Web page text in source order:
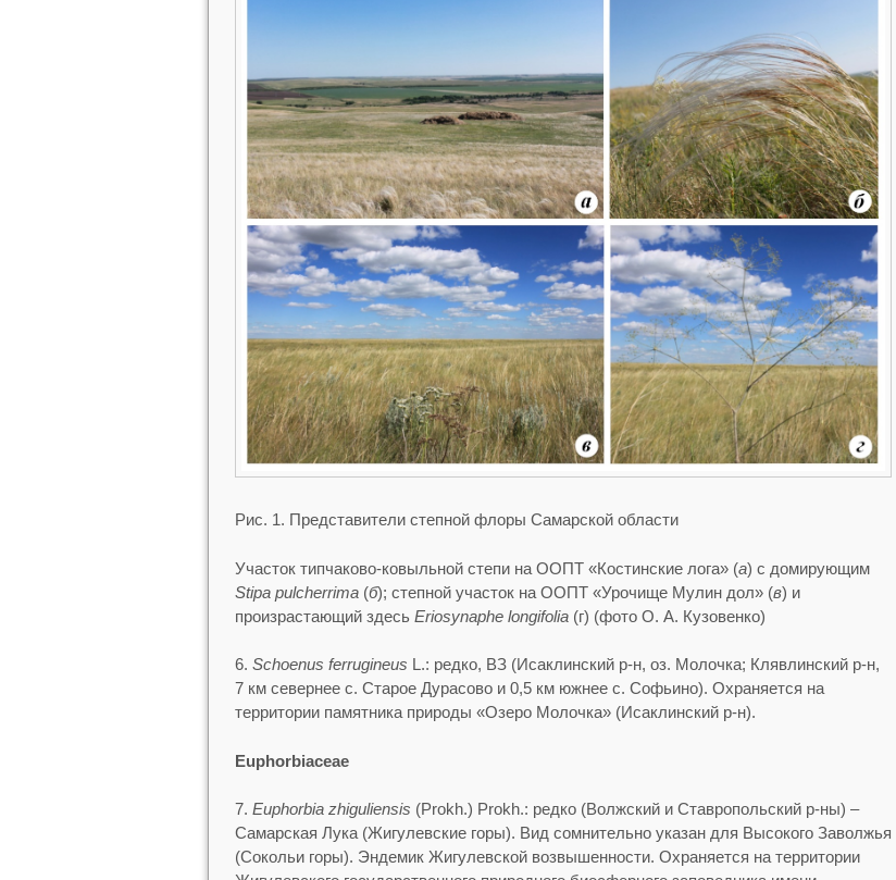
Рис. 1. Представители степной флоры Самарской области
Участок типчаково-ковыльной степи на ООПТ «Костинские лога» (а) с домирующим
Stipa pulcherrima(б); степной участок на ООПТ «Урочище Мулин дол» (в) и
произрастающий здесь Eriosynaphe longifolia(г) (фото О. А. Кузовенко)
6. Schoenus ferrugineus L.: редко, ВЗ (Исаклинский р-н, оз. Молочка; Клявлинский р-н,
7 км севернее с. Старое Дурасово и 0,5 км южнее с. Софьино). Охраняется на
территории памятника природы «Озеро Молочка» (Исаклинский р-н).
Euphorbiaceae
7. Euphorbia zhiguliensis (Prokh.) Prokh.: редко (Волжский и Ставропольский р-ны) –
Самарская Лука (Жигулевские горы). Вид сомнительно указан для Высокого Заволжья
(Сокольи горы). Эндемик Жигулевской возвышенности. Охраняется на территории